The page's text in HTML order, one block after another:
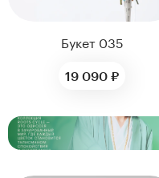
Букет 035
19 090 ₽